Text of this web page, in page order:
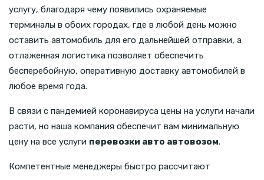
услугу, благодаря чему появились охраняемые
терминалы в обоих городах, где в любой день можно
оставить автомобиль для его дальнейшей отправки, а
отлаженная логистика позволяет обеспечить
бесперебойную, оперативную доставку автомобилей в
любое время года.
В связи с пандемией коронавируса цены на услуги начали
расти, но наша компания обеспечит вам минимальную
цену на все услуги перевозки авто автовозом.
Компетентные менеджеры быстро рассчитают